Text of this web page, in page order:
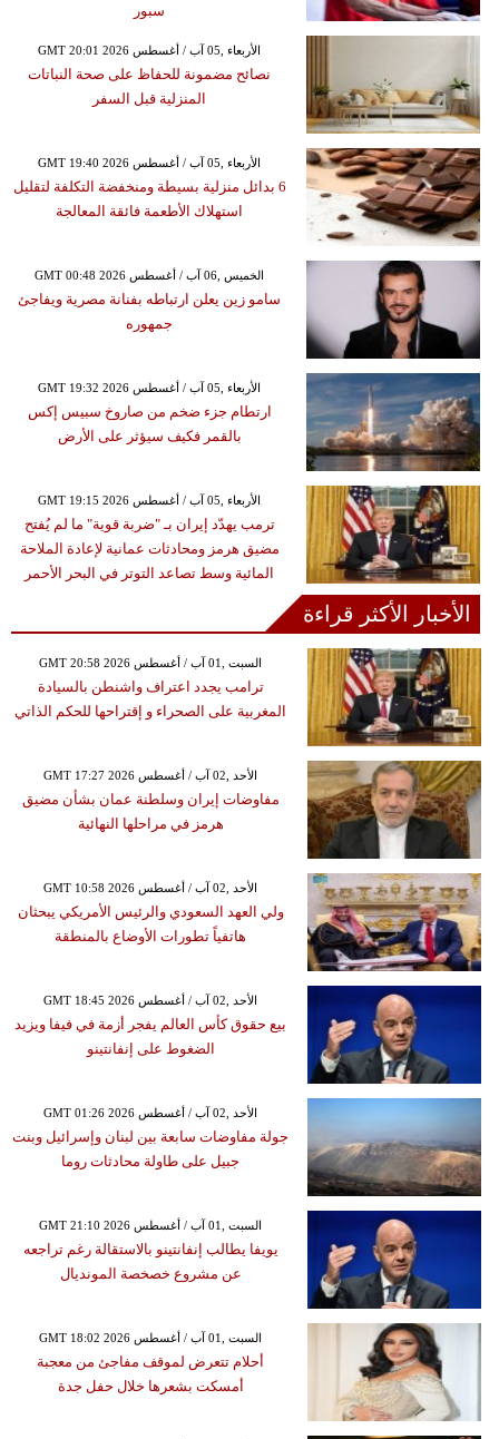
سبور
GMT 20:01 2026 الأربعاء ,05 آب / أغسطس
نصائح مضمونة للحفاظ على صحة النباتات
المنزلية قبل السفر
GMT 19:40 2026 الأربعاء ,05 آب / أغسطس
6 بدائل منزلية بسيطة ومنخفضة التكلفة لتقليل
استهلاك الأطعمة فائقة المعالجة
GMT 00:48 2026 الخميس ,06 آب / أغسطس
سامو زين يعلن ارتباطه بفنانة مصرية ويفاجئ
جمهوره
GMT 19:32 2026 الأربعاء ,05 آب / أغسطس
ارتطام جزء ضخم من صاروخ سبيس إكس
بالقمر فكيف سيؤثر على الأرض
GMT 19:15 2026 الأربعاء ,05 آب / أغسطس
ترمب يهدّد إيران بـ "ضربة قوية" ما لم يُفتح
مضيق هرمز ومحادثات عمانية لإعادة الملاحة
المائية وسط تصاعد التوتر في البحر الأحمر
الأخبار الأكثر قراءة
GMT 20:58 2026 السبت ,01 آب / أغسطس
ترامب يجدد اعتراف واشنطن بالسيادة
المغربية على الصحراء و إقتراحها للحكم الذاتي
GMT 17:27 2026 الأحد ,02 آب / أغسطس
مفاوضات إيران وسلطنة عمان بشأن مضيق
هرمز في مراحلها النهائية
GMT 10:58 2026 الأحد ,02 آب / أغسطس
ولي العهد السعودي والرئيس الأمريكي يبحثان
هاتفياً تطورات الأوضاع بالمنطقة
GMT 18:45 2026 الأحد ,02 آب / أغسطس
بيع حقوق كأس العالم يفجر أزمة في فيفا ويزيد
الضغوط على إنفانتينو
GMT 01:26 2026 الأحد ,02 آب / أغسطس
جولة مفاوضات سابعة بين لبنان وإسرائيل وبنت
جبيل على طاولة محادثات روما
GMT 21:10 2026 السبت ,01 آب / أغسطس
يويفا يطالب إنفانتينو بالاستقالة رغم تراجعه
عن مشروع خصخصة المونديال
GMT 18:02 2026 السبت ,01 آب / أغسطس
أحلام تتعرض لموقف مفاجئ من معجبة
أمسكت بشعرها خلال حفل جدة